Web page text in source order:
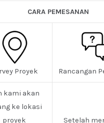
CARA PEMESANAN
Proyek Rancangan
kami akan
ke lokasi
proyek
Setelah